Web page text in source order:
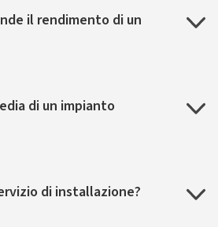
il rendimento di un
di un impianto
di installazione?